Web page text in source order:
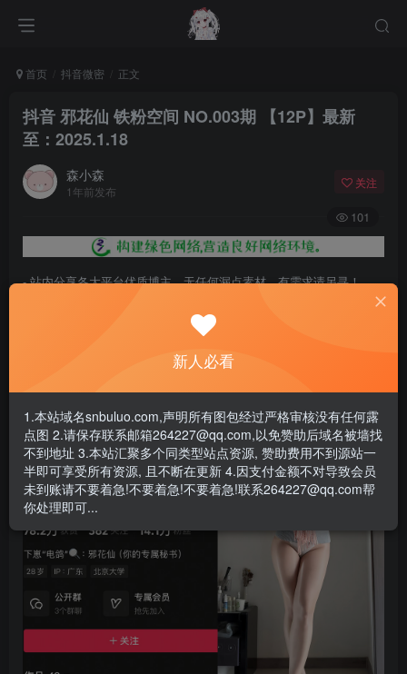
首页 抖音微密 正文
抖音 邪花仙 铁粉空间 NO.003期 【12P】最新
至：2025.1.18
森小森
1年前发布
关注
101
- 站内分享各大平台优质博主，无任何漏点素材，有需求请另寻！
- 百度网盘提示提取码错误，请更换浏览器重试，这是百度网盘版本问
- 遇见解压密码不对、无法解压，请查看《解压教程》
- 资源失效/充值未到账/账号解禁...等问题请《提交工单》
新人必看
1.本站域名snbuluo.com,声明所有图包经过严格审核没有任何露
点图 2.请保存联系邮箱264227@qq.com,以免赞助后域名被墙找
不到地址 3.本站汇聚多个同类型站点资源, 赞助费用不到源站一
半即可享受所有资源, 且不断在更新 4.因支付金额不对导致会员
未到账请不要着急!不要着急!不要着急!联系264227@qq.com帮
你处理即可...